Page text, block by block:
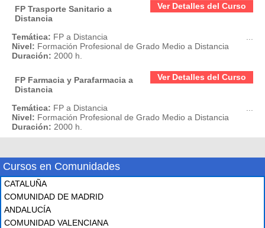
Ver Detalles del Curso
FP Trasporte Sanitario a
Distancia
Temática: FP a Distancia
Nivel: Formación Profesional de Grado Medio a Distancia
Duración: 2000 h.
Ver Detalles del Curso
FP Farmacia y Parafarmacia a
Distancia
Temática: FP a Distancia
Nivel: Formación Profesional de Grado Medio a Distancia
Duración: 2000 h.
Cursos en Comunidades
CATALUÑA
COMUNIDAD DE MADRID
ANDALUCÍA
COMUNIDAD VALENCIANA